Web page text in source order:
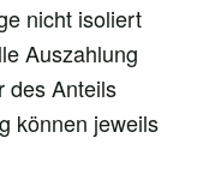
nicht isoliert
Auszahlung
des Anteils
können jeweils